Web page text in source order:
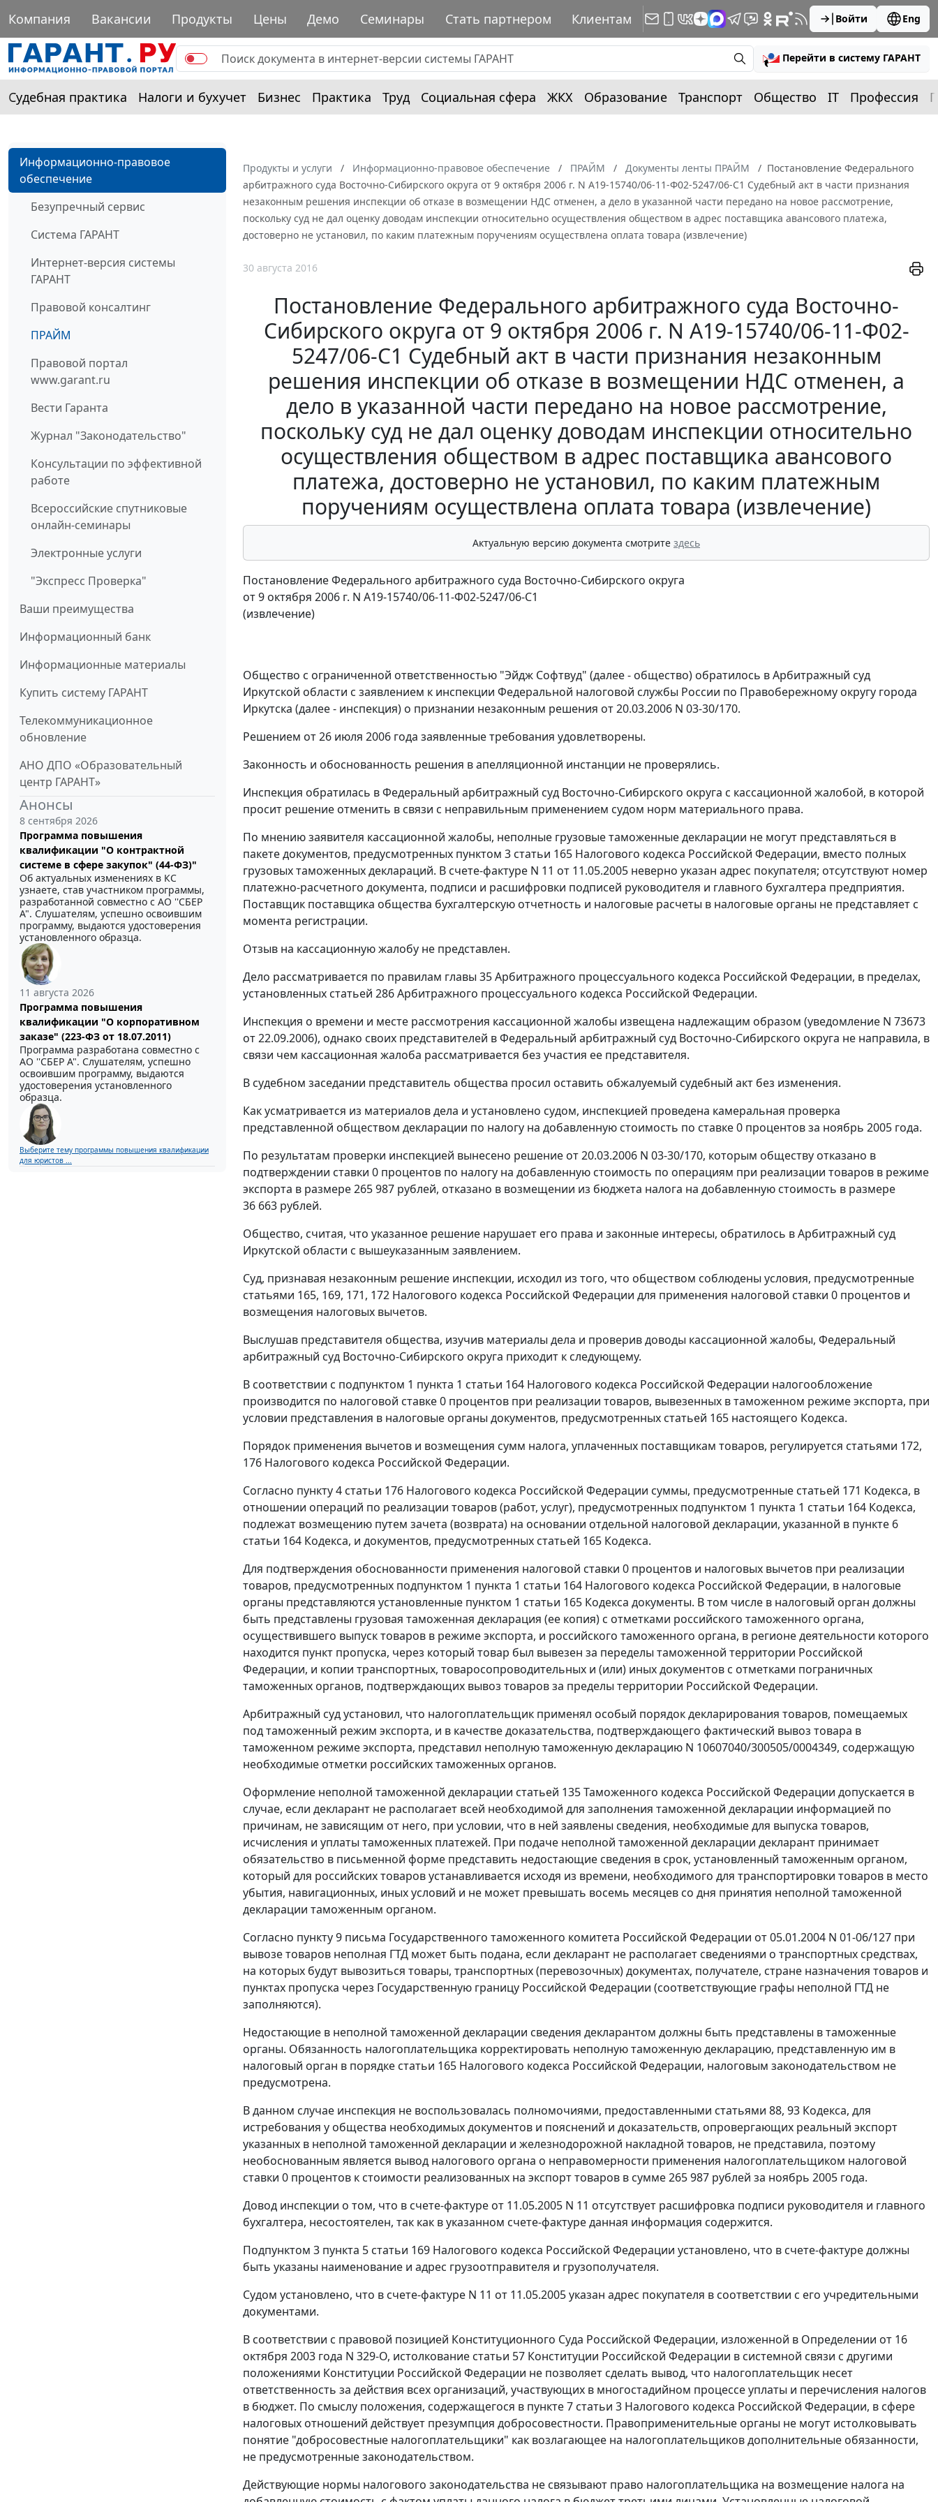
Компания Вакансии Продукты Цены Демо Семинары Стать партнером Клиентам Войти Eng
Перейти в систему ГАРАНТ
Судебная практика Налоги и бухучет Бизнес Практика Труд Социальная сфера ЖКХ Образование Транспорт Общество IT Профессия
Информационно-правовое
обеспечение
Безупречный сервис
Система ГАРАНТ
Интернет-версия системы
ГАРАНТ
Правовой консалтинг
ПРАЙМ
Правовой портал
www.garant.ru
Вести Гаранта
Журнал "Законодательство"
Консультации по эффективной
работе
Всероссийские спутниковые
онлайн-семинары
Электронные услуги
"Экспресс Проверка"
Ваши преимущества
Информационный банк
Информационные материалы
Купить систему ГАРАНТ
Телекоммуникационное
обновление
АНО ДПО «Образовательный
центр ГАРАНТ»
Анонсы
8 сентября 2026
Программа повышения
квалификации "О контрактной
системе в сфере закупок" (44-ФЗ)"
Об актуальных изменениях в КС
узнаете, став участником программы,
разработанной совместно с АО ''СБЕР
А". Слушателям, успешно освоившим
программу, выдаются удостоверения
установленного образца.
11 августа 2026
Программа повышения
квалификации "О корпоративном
заказе" (223-ФЗ от 18.07.2011)
Программа разработана совместно с
АО ''СБЕР А". Слушателям, успешно
освоившим программу, выдаются
удостоверения установленного
образца.
Выберите тему программы повышения квалификации
для юристов ...
Продукты и услуги Информационно-правовое обеспечение ПРАЙМ Документы ленты ПРАЙМ
Постановление Федерального
арбитражного суда Восточно-Сибирского округа от 9 октября 2006 г. N А19-15740/06-11-Ф02-5247/06-С1 Судебный акт в части признания
незаконным решения инспекции об отказе в возмещении НДС отменен, а дело в указанной части передано на новое рассмотрение,
поскольку суд не дал оценку доводам инспекции относительно осуществления обществом в адрес поставщика авансового платежа,
достоверно не установил, по каким платежным поручениям осуществлена оплата товара (извлечение)
30 августа 2016
Постановление Федерального арбитражного суда Восточно-
Сибирского округа от 9 октября 2006 г. N А19-15740/06-11-Ф02-
5247/06-С1 Судебный акт в части признания незаконным
решения инспекции об отказе в возмещении НДС отменен, а
дело в указанной части передано на новое рассмотрение,
поскольку суд не дал оценку доводам инспекции относительно
осуществления обществом в адрес поставщика авансового
платежа, достоверно не установил, по каким платежным
поручениям осуществлена оплата товара (извлечение)
Актуальную версию документа смотрите здесь
Постановление Федерального арбитражного суда Восточно-Сибирского округа
от 9 октября 2006 г. N А19-15740/06-11-Ф02-5247/06-С1
(извлечение)
Общество с ограниченной ответственностью "Эйдж Софтвуд" (далее - общество) обратилось в Арбитражный суд
Иркутской области с заявлением к инспекции Федеральной налоговой службы России по Правобережному округу города
Иркутска (далее - инспекция) о признании незаконным решения от 20.03.2006 N 03-30/170.
Решением от 26 июля 2006 года заявленные требования удовлетворены.
Законность и обоснованность решения в апелляционной инстанции не проверялись.
Инспекция обратилась в Федеральный арбитражный суд Восточно-Сибирского округа с кассационной жалобой, в которой
просит решение отменить в связи с неправильным применением судом норм материального права.
По мнению заявителя кассационной жалобы, неполные грузовые таможенные декларации не могут представляться в
пакете документов, предусмотренных пунктом 3 статьи 165 Налогового кодекса Российской Федерации, вместо полных
грузовых таможенных деклараций. В счете-фактуре N 11 от 11.05.2005 неверно указан адрес покупателя; отсутствуют номер
платежно-расчетного документа, подписи и расшифровки подписей руководителя и главного бухгалтера предприятия.
Поставщик поставщика общества бухгалтерскую отчетность и налоговые расчеты в налоговые органы не представляет с
момента регистрации.
Отзыв на кассационную жалобу не представлен.
Дело рассматривается по правилам главы 35Арбитражного процессуального кодекса Российской Федерации, в пределах,
установленных статьей 286Арбитражного процессуального кодекса Российской Федерации.
Инспекция о времени и месте рассмотрения кассационной жалобы извещена надлежащим образом (уведомление N 73673
от 22.09.2006), однако своих представителей в Федеральный арбитражный суд Восточно-Сибирского округа не направила, в
связи чем кассационная жалоба рассматривается без участия ее представителя.
В судебном заседании представитель общества просил оставить обжалуемый судебный акт без изменения.
Как усматривается из материалов дела и установлено судом, инспекцией проведена камеральная проверка
представленной обществом декларации по налогу на добавленную стоимость по ставке 0 процентов за ноябрь 2005 года.
По результатам проверки инспекцией вынесено решение от 20.03.2006 N 03-30/170, которым обществу отказано в
подтверждении ставки 0 процентов по налогу на добавленную стоимость по операциям при реализации товаров в режиме
экспорта в размере 265 987 рублей, отказано в возмещении из бюджета налога на добавленную стоимость в размере
36 663 рублей.
Общество, считая, что указанное решение нарушает его права и законные интересы, обратилось в Арбитражный суд
Иркутской области с вышеуказанным заявлением.
Суд, признавая незаконным решение инспекции, исходил из того, что обществом соблюдены условия, предусмотренные
статьями 165, 169, 171, 172 Налогового кодекса Российской Федерации для применения налоговой ставки 0 процентов и
возмещения налоговых вычетов.
Выслушав представителя общества, изучив материалы дела и проверив доводы кассационной жалобы, Федеральный
арбитражный суд Восточно-Сибирского округа приходит к следующему.
В соответствии с подпунктом 1 пункта 1 статьи 164 Налогового кодекса Российской Федерации налогообложение
производится по налоговой ставке 0 процентов при реализации товаров, вывезенных втаможенном режиме экспорта, при
условии представления в налоговые органы документов, предусмотренных статьей 165 настоящего Кодекса.
Порядок применения вычетов и возмещения сумм налога, уплаченных поставщикам товаров, регулируется статьями 172,
176 Налогового кодекса Российской Федерации.
Согласно пункту 4 статьи 176 Налогового кодекса Российской Федерации суммы, предусмотренные статьей 171 Кодекса, в
отношении операций по реализации товаров (работ, услуг), предусмотренных подпунктом 1 пункта 1 статьи 164 Кодекса,
подлежат возмещению путем зачета (возврата) на основании отдельной налоговой декларации, указанной в пункте 6
статьи 164 Кодекса, и документов, предусмотренных статьей 165 Кодекса.
Для подтверждения обоснованности применения налоговой ставки 0 процентов и налоговых вычетов при реализации
товаров, предусмотренных подпунктом 1 пункта 1 статьи 164 Налогового кодекса Российской Федерации, в налоговые
органы представляются установленные пунктом 1 статьи 165 Кодекса документы. В том числе в налоговый орган должны
быть представлены грузовая таможенная декларация (ее копия) с отметками российского таможенного органа,
осуществившего выпуск товаров в режиме экспорта, и российского таможенного органа, в регионе деятельности которого
находится пункт пропуска, через который товар был вывезен за переделы таможенной территории Российской
Федерации, и копии транспортных, товаросопроводительных и (или) иных документов с отметками пограничных
таможенных органов, подтверждающих вывоз товаров за пределы территории Российской Федерации.
Арбитражный суд установил, что налогоплательщик применял особый порядок декларирования товаров, помещаемых
под таможенный режим экспорта, и в качестве доказательства, подтверждающего фактический вывоз товара в
таможенном режиме экспорта, представил неполную таможенную декларацию N 10607040/300505/0004349, содержащую
необходимые отметки российских таможенных органов.
Оформление неполной таможенной декларации статьей 135Таможенного кодекса Российской Федерации допускается в
случае, если декларант не располагает всей необходимой для заполнения таможенной декларации информацией по
причинам, не зависящим от него, при условии, что в ней заявлены сведения, необходимые для выпуска товаров,
исчисления и уплаты таможенных платежей. При подаче неполной таможенной декларации декларант принимает
обязательство в письменной форме представить недостающие сведения в срок, установленный таможенным органом,
который для российских товаров устанавливается исходя из времени, необходимого для транспортировки товаров в место
убытия, навигационных, иных условий и не может превышать восемь месяцев со дня принятия неполной таможенной
декларации таможенным органом.
Согласно пункту 9 письма Государственного таможенного комитета Российской Федерации от 05.01.2004 N 01-06/127 при
вывозе товаров неполная ГТД может быть подана, если декларант не располагает сведениями о транспортных средствах,
на которых будут вывозиться товары, транспортных (перевозочных) документах, получателе, стране назначения товаров и
пунктах пропуска через Государственную границу Российской Федерации (соответствующие графы неполной ГТД не
заполняются).
Недостающие в неполной таможенной декларации сведения декларантом должны быть представлены в таможенные
органы. Обязанность налогоплательщика корректировать неполную таможенную декларацию, представленную им в
налоговый орган в порядке статьи 165 Налогового кодекса Российской Федерации, налоговым законодательством не
предусмотрена.
В данном случае инспекция не воспользовалась полномочиями, предоставленными статьями 88, 93 Кодекса, для
истребования у общества необходимых документов и пояснений и доказательств, опровергающих реальный экспорт
указанных в неполной таможенной декларации и железнодорожной накладной товаров, не представила, поэтому
необоснованным является вывод налогового органа о неправомерности применения налогоплательщиком налоговой
ставки 0 процентов к стоимости реализованных на экспорт товаров в сумме 265 987 рублей за ноябрь 2005 года.
Довод инспекции о том, что в счете-фактуре от 11.05.2005 N 11 отсутствует расшифровка подписи руководителя и главного
бухгалтера, несостоятелен, так как в указанном счете-фактуре данная информация содержится.
Подпунктом 3 пункта 5 статьи 169 Налогового кодекса Российской Федерации установлено, что в счете-фактуре должны
быть указаны наименование и адрес грузоотправителя и грузополучателя.
Судом установлено, что в счете-фактуре N 11 от 11.05.2005 указан адрес покупателя в соответствии с его учредительными
документами.
В соответствии с правовой позицией Конституционного Суда Российской Федерации, изложенной в Определении от 16
октября 2003 года N 329-О, истолкование статьи 57 Конституции Российской Федерации в системной связи с другими
положениями Конституции Российской Федерации не позволяет сделать вывод, что налогоплательщик несет
ответственность за действия всех организаций, участвующих в многостадийном процессе уплаты и перечисления налогов
в бюджет. По смыслу положения, содержащегося в пункте 7 статьи 3 Налогового кодекса Российской Федерации, в сфере
налоговых отношений действует презумпция добросовестности. Правоприменительные органы не могут истолковывать
понятие "добросовестные налогоплательщики" как возлагающее на налогоплательщиков дополнительные обязанности,
не предусмотренные законодательством.
Действующие нормы налогового законодательства не связывают право налогоплательщика на возмещение налога на